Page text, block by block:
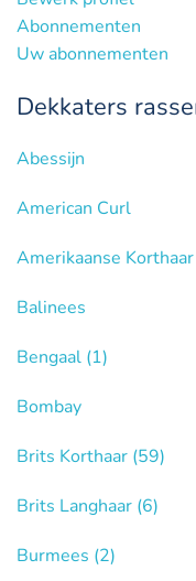
Abonnementen
Uw abonnementen
Dekkaters
Abessijn
American Curl
Amerikaanse Korthaar
Balinees
Bengaal (1)
Bombay
Brits Korthaar (59)
Brits Langhaar (6)
Burmees (2)